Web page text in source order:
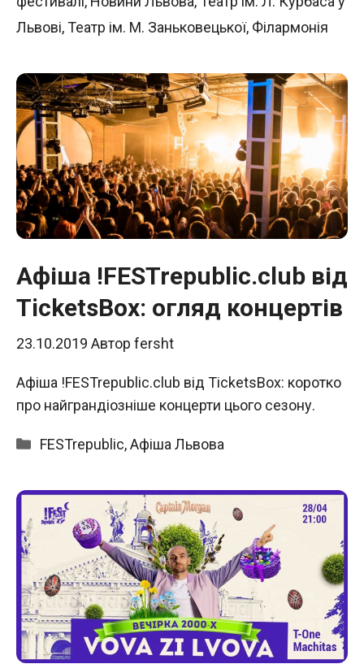
Львові,Театр ім. М. Заньковецької, Філармонія
Афіша !FESTrepublic.club від
TicketsBox: огляд концертів
23.10.2019 Автор fersht
Афіша !FESTrepublic.club від TicketsBox: коротко
про найграндіозніше концерти цього сезону.
Категорії
FESTrepublic,Афіша Львова